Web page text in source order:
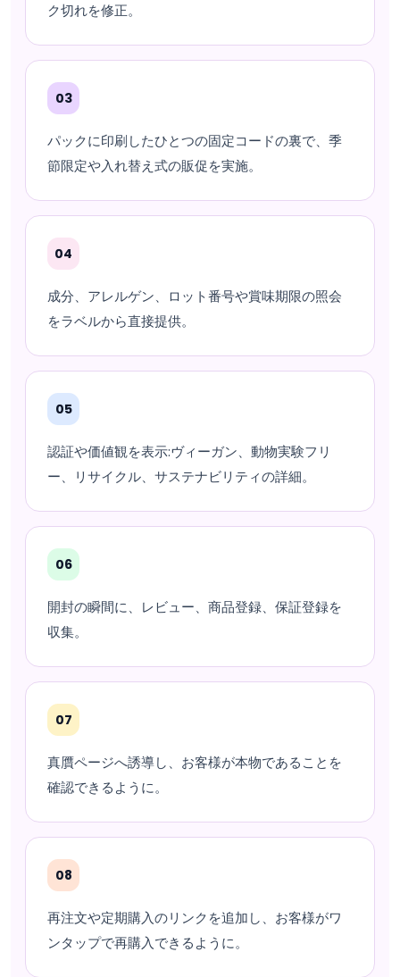
ク切れを修正。
03
パックに印刷したひとつの固定コードの裏で、季
節限定や入れ替え式の販促を実施。
04
成分、アレルゲン、ロット番号や賞味期限の照会
をラベルから直接提供。
05
認証や価値観を表示:ヴィーガン、動物実験フリ
ー、リサイクル、サステナビリティの詳細。
06
開封の瞬間に、レビュー、商品登録、保証登録を
収集。
07
真贋ページへ誘導し、お客様が本物であることを
確認できるように。
08
再注文や定期購入のリンクを追加し、お客様がワ
ンタップで再購入できるように。